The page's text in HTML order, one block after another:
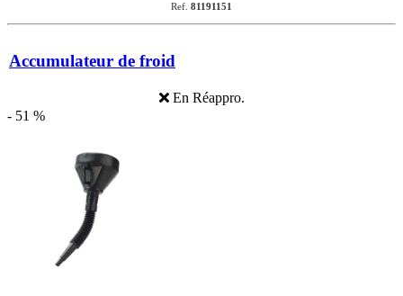
Ref. 81191151
Accumulateur de froid
En Réappro.
- 51 %